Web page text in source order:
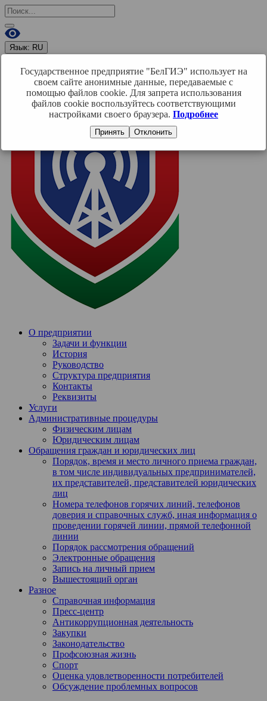
Язык: RU
О предприятии
Задачи и функции
История
Руководство
Структура предприятия
Контакты
Реквизиты
Услуги
Административные процедуры
Физическим лицам
Юридическим лицам
Обращения граждан и юридических лиц
Порядок, время и место личного приема граждан,
в том числе индивидуальных предпринимателей,
их представителей, представителей юридических
лиц
Номера телефонов горячих линий, телефонов
доверия и справочных служб, иная информация о
проведении горячей линии, прямой телефонной
линии
Порядок рассмотрения обращений
Электронные обращения
Запись на личный прием
Вышестоящий орган
Разное
Справочная информация
Пресс-центр
Антикоррупционная деятельность
Закупки
Законодательство
Профсоюзная жизнь
Спорт
Оценка удовлетворенности потребителей
Обсуждение проблемных вопросов
Государственное предприятие "БелГИЭ" использует на
своем сайте анонимные данные, передаваемые с
помощью файлов cookie. Для запрета использования
файлов cookie воспользуйтесь соответствующими
настройками своего браузера. Подробнее
Принять Отклонить